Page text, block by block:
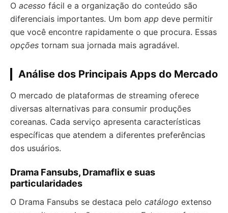
O acesso fácil e a organização do conteúdo são
diferenciais importantes. Um bom app deve permitir
que você encontre rapidamente o que procura. Essas
opções tornam sua jornada mais agradável.
Análise dos Principais Apps do Mercado
O mercado de plataformas de streaming oferece
diversas alternativas para consumir produções
coreanas. Cada serviço apresenta características
específicas que atendem a diferentes preferências
dos usuários.
Drama Fansubs, Dramaflix e suas
particularidades
O Drama Fansubs se destaca pelo catálogo extenso